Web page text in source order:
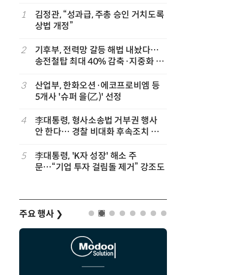
1
김정관, “성과급, 주총 승인 거치도록
상법 개정”
2
기후부, 전력망 갈등 해법 내놨다…
송전철탑 최대 40% 감축·지중화 확
3
산업부, 한화오션·에코프로비엠 등
5개사 '슈퍼 을(乙)' 선정
4
李대통령, 형사소송법 거부권 행사
안 한다… 경찰 비대화 후속조치 점
5
李대통령, 'K자 성장' 해소 주
문…“기업 투자 걸림돌 제거” 강조도
주요 행사 ❯